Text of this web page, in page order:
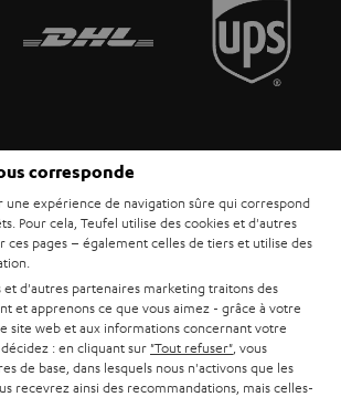
sur l’image ne font pas partie du contenu de
d’élimination des batteries sont inclus dans le prix.
GmbH - Tous droits réservés.
Politique de confidentialité
EU Data Act renoncer au contrat ici
corresponde
une expérience de navigation sûre qui correspond
Pour cela, Teufel utilise des cookies et d'autres
ces pages – également celles de tiers et utilise des
et d'autres partenaires marketing traitons des
et apprenons ce que vous aimez - grâce à votre
site web et aux informations concernant votre
: en cliquant sur "Tout refuser" , vous
de base, dans lesquels nous n'activons que les
recevrez ainsi des recommandations, mais celles-